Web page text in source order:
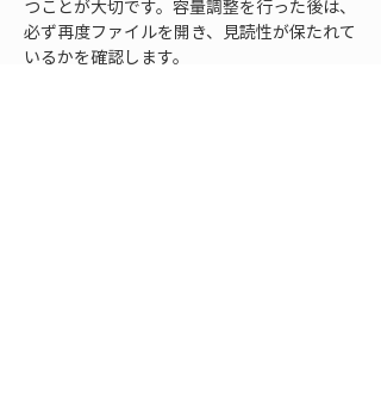
つことが大切です。容量調整を行った後は、
必ず再度ファイルを開き、見読性が保たれて
いるかを確認します。